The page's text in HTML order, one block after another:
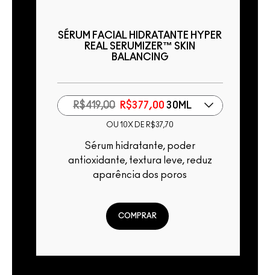
SÉRUM FACIAL HIDRATANTE HYPER
REAL SERUMIZER™ SKIN
BALANCING
R$419,00 R$377,00 30ML
OU 10X DE R$37,70
Sérum hidratante, poder
antioxidante, textura leve, reduz
aparência dos poros
COMPRAR